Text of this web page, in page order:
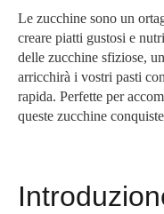
Le zucchine sono un
creare piatti gustosi e
delle zucchine sfiziose,
arricchirà i vostri pasti
rapida. Perfette per
queste zucchine